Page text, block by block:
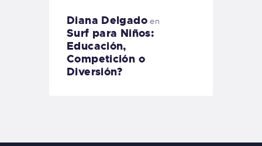
Diana Delgadoen
Surf para Niños:
Educación,
Competición o
Diversión?